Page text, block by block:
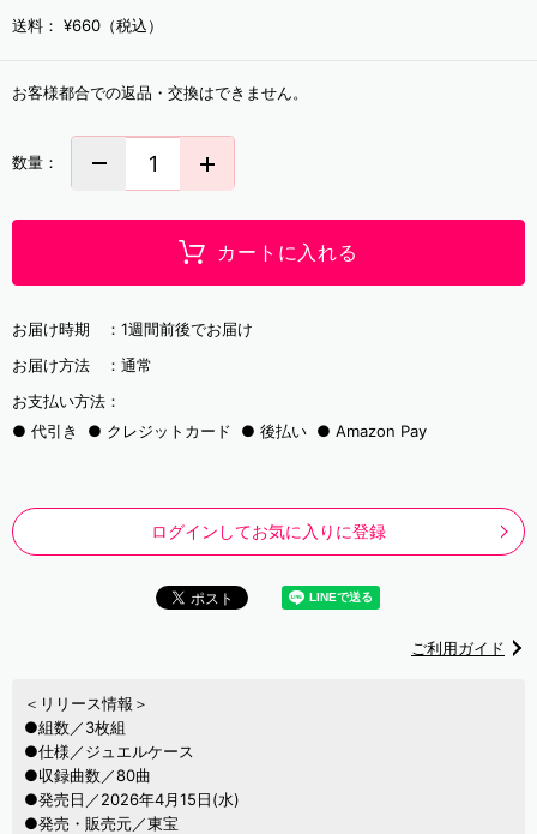
送料： ¥660（税込）
お客様都合での返品・交換はできません。
数量：
カートに入れる
お届け時期 ： 1週間前後でお届け
お届け方法 ： 通常
お支払い方法：
代引き
クレジットカード 後払い Amazon Pay
ログインしてお気に入りに登録
ご利用ガイド
＜リリース情報＞
●組数／3枚組
●仕様／ジュエルケース
●収録曲数／80曲
●発売日／2026年4月15日(水)
●発売・販売元／東宝